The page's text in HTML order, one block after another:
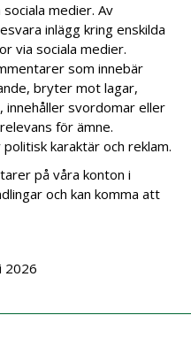
medier. Av
inlägg kring enskilda
via sociala medier.
som innebär
bryter mot lagar,
innehåller svordomar eller
för ämne.
karaktär och reklam.
på våra konton i
och kan komma att
2026